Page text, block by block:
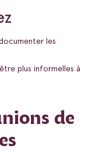
les
plus informelles à
de